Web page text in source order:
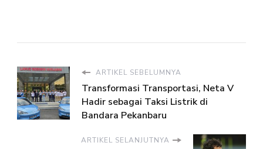
ARTIKEL SEBELUMNYA
Transformasi Transportasi, Neta V
Hadir sebagai Taksi Listrik di
Bandara Pekanbaru
ARTIKEL SELANJUTNYA